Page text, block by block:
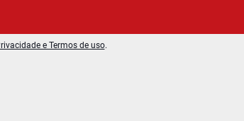
e Termos de uso.